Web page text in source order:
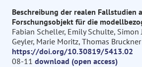
Beschreibung der realen Fallstudien
Forschungsobjekt für die
Fabian Scheller, Emily Schulte, Simon
Geyler, Marie Moritz, Thomas Bruckner
https://doi.org/10.30819/5413.02
08-11 download (open access)